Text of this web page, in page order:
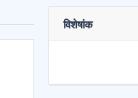
विशेषांक